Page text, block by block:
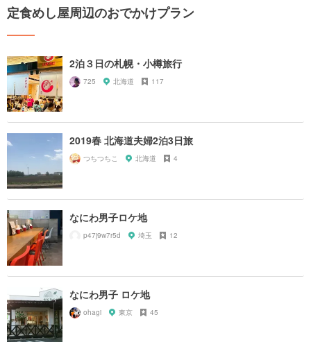
定食めし屋周辺のおでかけプラン
2泊３日の札幌・小樽旅行
725 北海道 117
2019春 北海道夫婦2泊3日旅
つちつちこ 北海道 4
なにわ男子ロケ地
p47j9w7r5d 埼玉 12
なにわ男子 ロケ地
ohagi 東京 45